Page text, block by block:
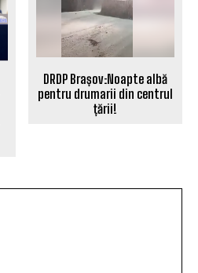
DRDP Brașov:Noapte albă
pentru drumarii din centrul
țării!